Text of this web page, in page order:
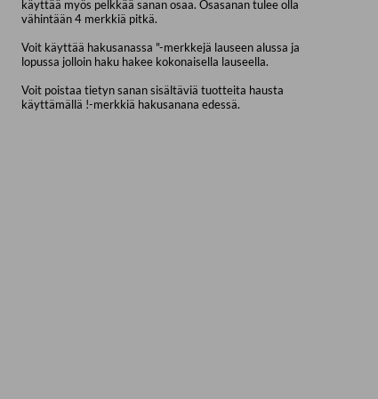
käyttää myös pelkkää sanan osaa. Osasanan tulee olla
vähintään 4 merkkiä pitkä.
Voit käyttää hakusanassa "-merkkejä lauseen alussa ja
lopussa jolloin haku hakee kokonaisella lauseella.
Voit poistaa tietyn sanan sisältäviä tuotteita hausta
käyttämällä !-merkkiä hakusanana edessä.